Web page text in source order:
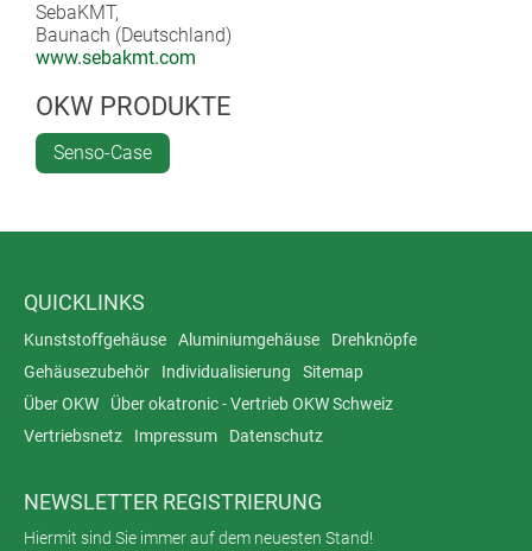
SebaKMT,
Baunach (Deutschland)
www.sebakmt.com
OKW PRODUKTE
Senso-Case
QUICKLINKS
Kunststoffgehäuse Aluminiumgehäuse
Drehknöpfe
Gehäusezubehör
Individualisierung
Sitemap
Über OKW
Über okatronic - Vertrieb OKW Schweiz
Vertriebsnetz
Impressum Datenschutz
NEWSLETTER REGISTRIERUNG
Hiermit sind Sie immer auf dem neuesten Stand!